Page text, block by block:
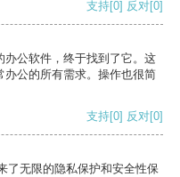
支持[0] 反对[0]
公软件，终于找到了它。这
公的所有需求。操作也很简
支持[0] 反对[0]
了无限的隐私保护和安全性保